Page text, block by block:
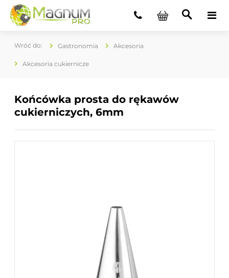
Gastronomia Akcesoria
Akcesoria cukiernicze
Końcówka prosta do rękawów
cukierniczych, 6mm